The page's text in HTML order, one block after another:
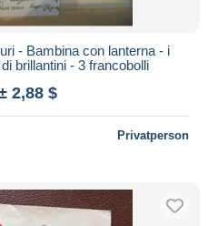
- Bambina con lanterna - i
brillantini - 3 francobolli
2,88 $
Privatperson